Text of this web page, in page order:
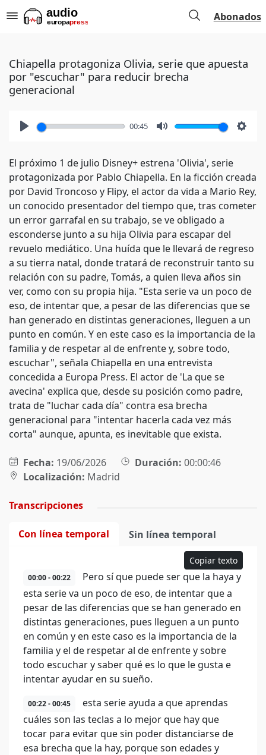
Abonados
Chiapella protagoniza Olivia, serie que apuesta
por "escuchar" para reducir brecha
generacional
00:45
El próximo 1 de julio Disney+ estrena 'Olivia', serie
protagonizada por Pablo Chiapella. En la ficción creada
por David Troncoso y Flipy, el actor da vida a Mario Rey,
un conocido presentador del tiempo que, tras cometer
un error garrafal en su trabajo, se ve obligado a
esconderse junto a su hija Olivia para escapar del
revuelo mediático. Una huída que le llevará de regreso
a su tierra natal, donde tratará de reconstruir tanto su
relación con su padre, Tomás, a quien lleva años sin
ver, como con su propia hija. "Esta serie va un poco de
eso, de intentar que, a pesar de las diferencias que se
han generado en distintas generaciones, lleguen a un
punto en común. Y en este caso es la importancia de la
familia y de respetar al de enfrente y, sobre todo,
escuchar", señala Chiapella en una entrevista
concedida a Europa Press. El actor de 'La que se
avecina' explica que, desde su posición como padre,
trata de "luchar cada día" contra esa brecha
generacional para "intentar hacerla cada vez más
corta" aunque, apunta, es inevitable que exista.
Fecha: 19/06/2026 Duración: 00:00:46
Localización: Madrid
Transcripciones
Con línea temporal Sin línea temporal
Copiar texto
00:00 - 00:22
Pero sí que puede ser que la haya y
esta serie va un poco de eso, de intentar que a
pesar de las diferencias que se han generado en
distintas generaciones, pues lleguen a un punto
en común y en este caso es la importancia de la
familia y el de respetar al de enfrente y sobre
todo escuchar y saber qué es lo que le gusta e
intentar ayudar en su sueño.
00:22 - 00:45
esta serie ayuda a que aprendas
cuáles son las teclas a lo mejor que hay que
tocar para evitar que sin poder distanciarse de
esa brecha que la hay, porque son edades y